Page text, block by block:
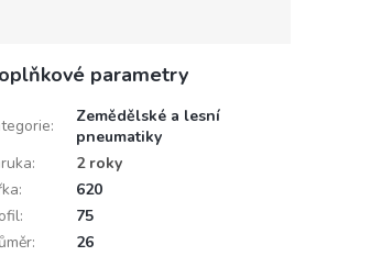
parametry
:
Zemědělské a lesní
pneumatiky
:
2 roky
:
620
:
75
:
26